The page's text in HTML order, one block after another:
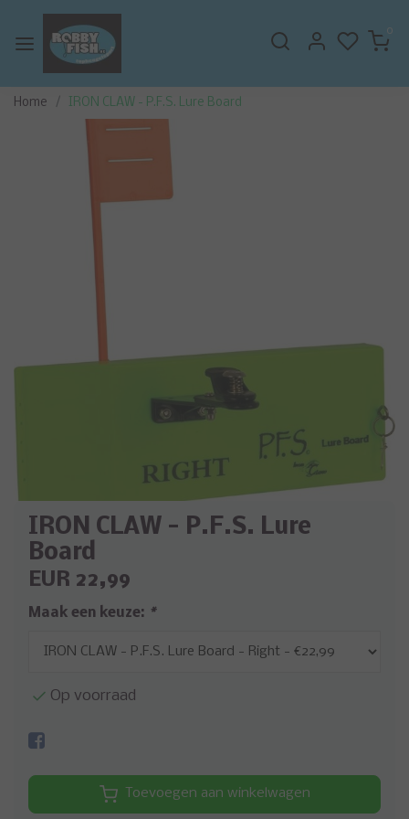
0
Home IRON CLAW - P.F.S. Lure Board
IRON CLAW - P.F.S. Lure
Board
EUR 22,99
Maak een keuze: *
Op voorraad
Toevoegen aan winkelwagen